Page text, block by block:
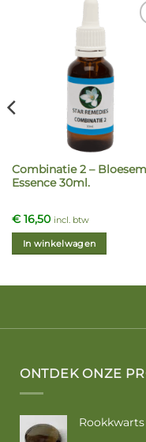
Combinatie 2 – Bloesem
Essence 30ml.
€16,50 incl. btw
In winkelwagen
ONTDEK ONZE